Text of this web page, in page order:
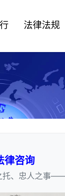
法律法规
律咨询
、忠人之事